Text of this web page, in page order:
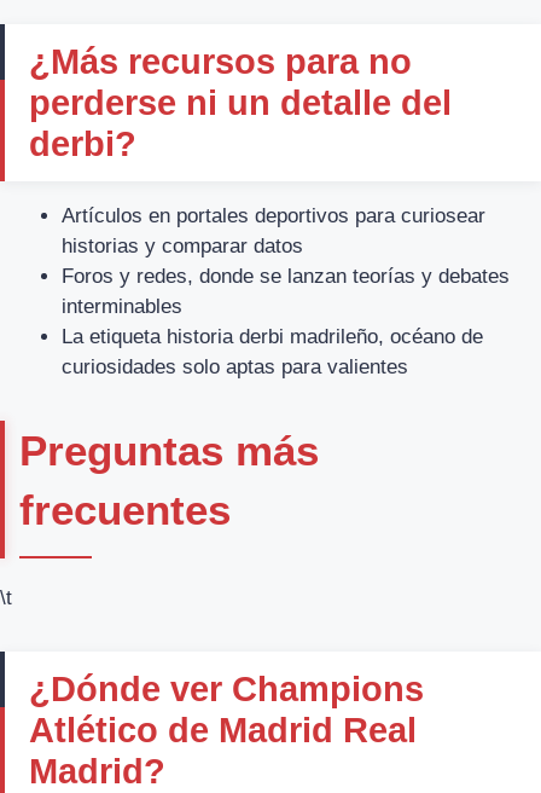
¿Más recursos para no
perderse ni un detalle del
derbi?
Artículos en portales deportivos para curiosear
historias y comparar datos
Foros y redes, donde se lanzan teorías y debates
interminables
La etiqueta historia derbi madrileño, océano de
curiosidades solo aptas para valientes
Preguntas más
frecuentes
\t
¿Dónde ver Champions
Atlético de Madrid Real
Madrid?